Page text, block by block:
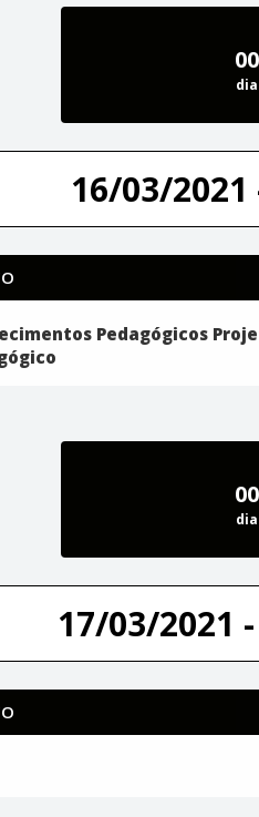
00
dia
16/03/2021
Pedagógicos
00
dia
17/03/2021